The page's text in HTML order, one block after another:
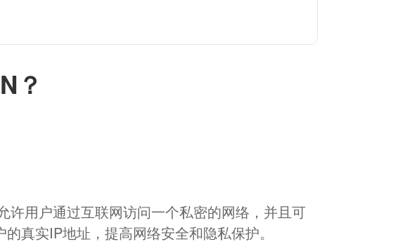
？
许用户通过互联网访问一个私密的网络，并且可
的真实IP地址，提高网络安全和隐私保护。